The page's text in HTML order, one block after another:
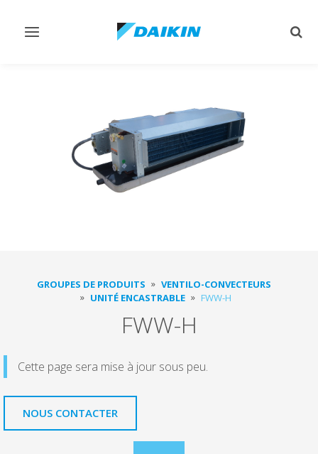
Afficher/masquer
GROUPES DE PRODUITS
VENTILO-CONVECTEURS
UNITÉ ENCASTRABLE
FWW-H
FWW-H
Cette page sera mise à jour sous peu.
NOUS CONTACTER